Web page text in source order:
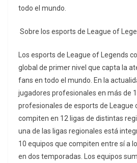
todo el mundo.
‌Sobre los esports de League of
Los esports de League of Legends
global de primer nivel que capta la
fans en todo el mundo. En la
jugadores profesionales en más de
profesionales de esports de League
compiten en 12 ligas de distintas
una de las ligas regionales está
10 equipos que compiten entre sí a
en dos temporadas. Los equipos